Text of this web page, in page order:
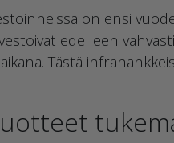
on ensi
edelleen
Tästä